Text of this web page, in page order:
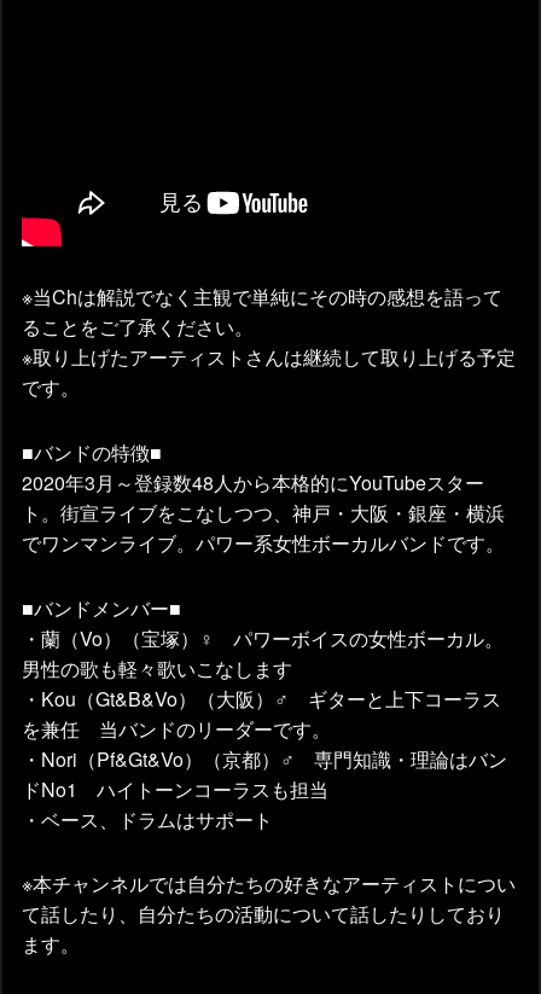
※当Chは解説でなく主観で単純にその時の感想を語って
ることをご了承ください。
※取り上げたアーティストさんは継続して取り上げる予定
です。
■バンドの特徴■
2020年3月～登録数48人から本格的にYouTubeスター
ト。街宣ライブをこなしつつ、神戸・大阪・銀座・横浜
でワンマンライブ。パワー系女性ボーカルバンドです。
■バンドメンバー■
・蘭（Vo）（宝塚）♀ パワーボイスの女性ボーカル。
男性の歌も軽々歌いこなします
・Kou（Gt&B&Vo）（大阪）♂ ギターと上下コーラス
を兼任 当バンドのリーダーです。
・Nori（Pf&Gt&Vo）（京都）♂ 専門知識・理論はバン
ドNo1 ハイトーンコーラスも担当
・ベース、ドラムはサポート
※本チャンネルでは自分たちの好きなアーティストについ
て話したり、自分たちの活動について話したりしており
ます。